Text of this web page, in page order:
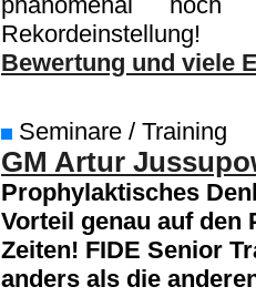
Rekordeinstellung!
Bewertung und viele
Seminare / Training
GM Artur
Prophylaktisches
Vorteil genau auf den
Zeiten! FIDE Senior
anders als die